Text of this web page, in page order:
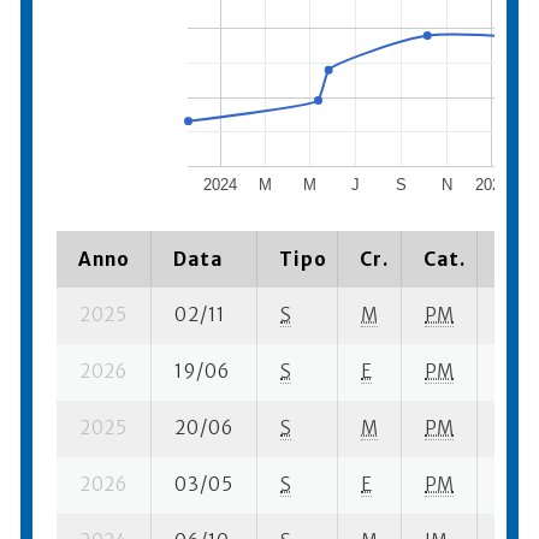
2024 2025
M M J S N
Anno Data Tipo Cr. Cat.
2025 02/11 S M PM
2026 19/06 S E PM
2025 20/06 S M PM
2026 03/05 S E PM